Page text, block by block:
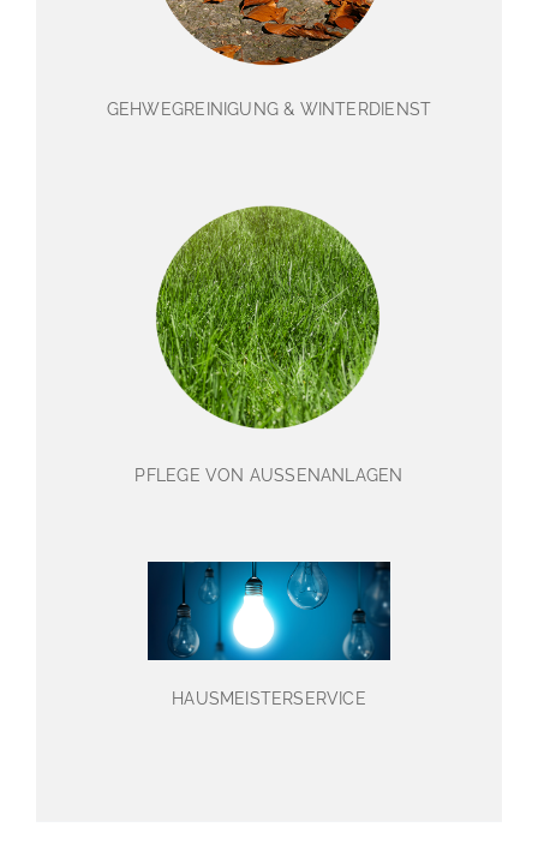
GEHWEGREINIGUNG & WINTERDIENST
PFLEGE VON AUSSENANLAGEN
HAUSMEISTERSERVICE